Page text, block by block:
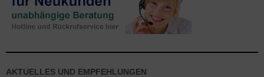
AKTUELLES UND EMPFEHLUNGEN